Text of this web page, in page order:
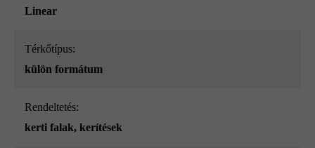
Linear
Térkőtípus:
külön formátum
Rendeltetés:
kerti falak, kerítések